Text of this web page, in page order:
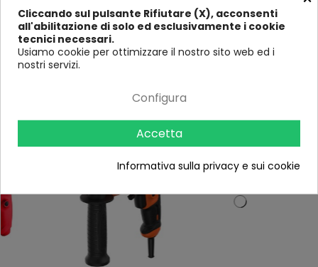
Voltaggio 220v
Impugnatur
a aggiuntiva
Si Si Si
Ultimi visti
-12%
Cliccando sul pulsante Rifiutare (X), acconsenti
all'abilitazione di solo ed esclusivamente i cookie
tecnici necessari.
Usiamo cookie per ottimizzare il nostro sito web ed i
nostri servizi.
Configura
Accetta
Informativa sulla privacy e sui cookie